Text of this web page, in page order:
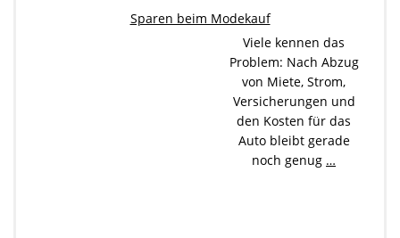
Sparen beim Modekauf
Viele kennen das
Problem: Nach Abzug
von Miete, Strom,
Versicherungen und
den Kosten für das
Auto bleibt gerade
noch genug …